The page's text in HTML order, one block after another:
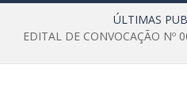
ÚLTIMAS
EDITAL DE CONVOCAÇÃO Nº